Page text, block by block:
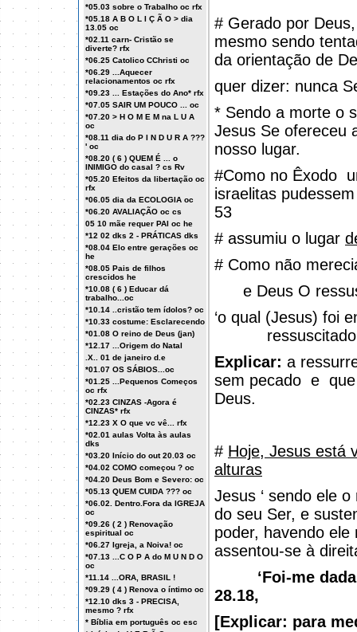
*05.03 sobre o Trabalho oc rfx
*05.18 A B O L I Ç Ã O > dia
13.05 oc
*02.11 carn- Cristão se
diverte? rfx
*06.25 Catolico CChristi oc
*06.29 ...Aquecer
relacionamentos oc rfx
*09.23 ... Estações do Ano* rfx
*07.05 SAIR UM POUCO ... oc
*07.20 > H O M E M na L U A
oc
*08.11 dia do P I N D U R A ???
' oc
*08.20 ( 6 ) QUEM É ... o
INIMIGO do casal ? cs Rv
*05.20 Efeitos da libertação oc
rfx
*06.05 dia da ECOLOGIA oc
*06.20 AVALIAÇÃO oc cs
05 10 mãe requer PAI oc he
*12 02 dks 2 - PRÁTICAS dks
*08.04 Elo entre gerações oc
he
*08.05 Pais de filhos
crescidos he
*10.08 ( 6 ) Educar dá
trabalho...oc
*10.14 ..cristão tem ídolos? oc
*10.33 costume: Esclarecendo
*01.08 O reino de Deus (jan)
*12.17 ...Origem do Natal
.X.. 01 de janeiro d.e
*01.07 OS SÁBIOS...oc
*01.25 ...Pequenos Começos
oc rfx
*02.23 CINZAS -Agora é
CINZAS* rfx
*12.23 X O que vc vê... rfx
*02.01 aulas Volta às aulas
dks
*03.20 Início do out 20.03 oc
*04.02 COMO começou ? oc
*04.20 Deus Bom e Severo: oc
*05.13 QUEM CUIDA ??? oc
*06.02. Dentro.Fora da IGREJA
oc
*09.26 ( 2 ) Renovação
espiritual oc
*06.27 Igreja, a Noiva! oc
*07.13 ...C O P A do M U N D O
oc
*11.14 ...ORA, BRASIL !
*09.29 ( 4 ) Renova o íntimo oc
*12.10 dks 3 - PRECISA,
mesmo ? rfx
* Bíblia em português oc esc
# Gerado por
mesmo sendo
da orientação de
quer dizer: nunca
* Sendo a morte o
Jesus Se ofereceu
nosso lugar.
#Como no Êxodo
israelitas
53
# assumiu o lugar
# Como não
e Deus O
‘o qual (Jesus) foi
Explicar: a
sem pecado e
Deus.
# Hoje, Jesus está
alturas
Jesus ‘ sendo ele
do seu Ser, e
poder, havendo
assentou-se à
‘Foi-me
28.18,
[Explicar: para